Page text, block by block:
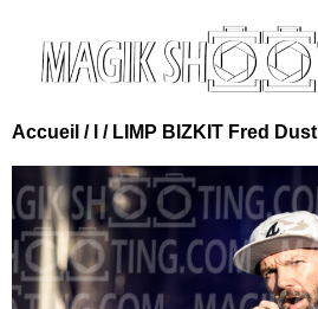
Accueil / / LIMP BIZKIT Fred Dust